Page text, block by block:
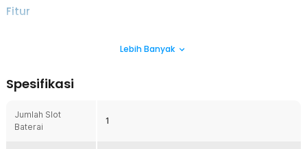
Fitur
Saat mendeteksi baterai dengan tegangan di bawah 2.9 V, sistem
Setelah tegangan stabil di atas 2.9 V, charger akan beralih ke mode
Sesuaikan Fase Pengisian
Menggunakan metode pengisian Constant Current (CC) dan
Lebih Banyak
Spesifikasi
Jumlah Slot
Baterai
1